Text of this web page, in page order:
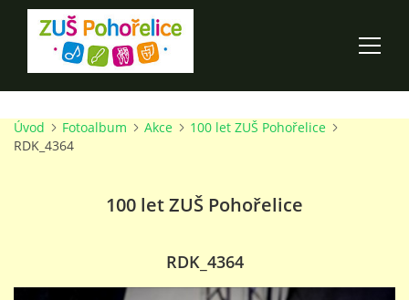
ÚVOD
Úvod Fotoalbum Akce
100 let ZUŠ Pohořelice
RDK_4364
100 let ZUŠ Pohořelice
RDK_4364